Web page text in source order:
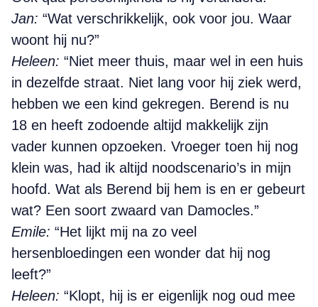
Jan: “Wat verschrikkelijk, ook voor jou. Waar
woont hij nu?”
Heleen: “Niet meer thuis, maar wel in een huis
in dezelfde straat. Niet lang voor hij ziek werd,
hebben we een kind gekregen. Berend is nu
18 en heeft zodoende altijd makkelijk zijn
vader kunnen opzoeken. Vroeger toen hij nog
klein was, had ik altijd noodscenario’s in mijn
hoofd. Wat als Berend bij hem is en er gebeurt
wat? Een soort zwaard van Damocles.”
Emile: “Het lijkt mij na zo veel
hersenbloedingen een wonder dat hij nog
leeft?”
Heleen: “Klopt, hij is er eigenlijk nog oud mee